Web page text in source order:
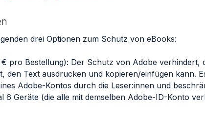
drei Optionen zum Schutz von eBooks:
€ pro Bestellung): Der Schutz von Adobe verhindert,
den Text ausdrucken und kopieren/einfügen kann.
Adobe-Kontos durch die Leser:innen und
6 Geräte (die alle mit demselben Adobe-ID-Konto